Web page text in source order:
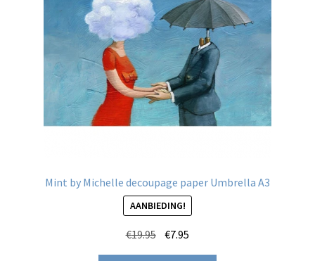
Mint by Michelle decoupage paper Umbrella A3
AANBIEDING!
€19.95 Oorspronkelijke
prijs
€7.95
prijs